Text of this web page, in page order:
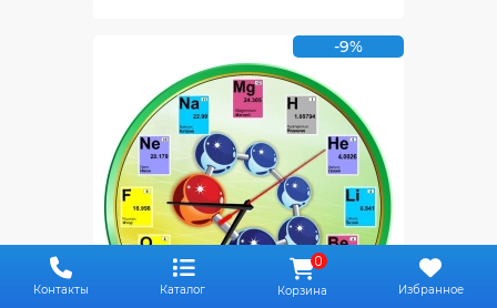
Контакты Каталог
0
Корзина Избранное
-9%